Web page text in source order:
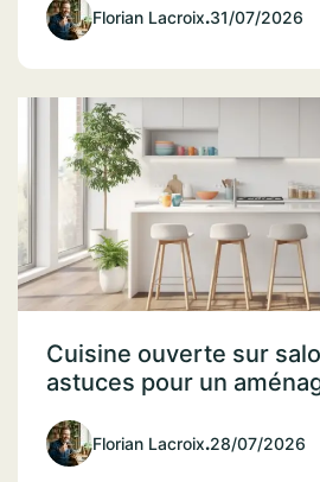
Florian Lacroix.31/07/2026
Cuisine ouverte sur
astuces pour un
Florian Lacroix.28/07/2026